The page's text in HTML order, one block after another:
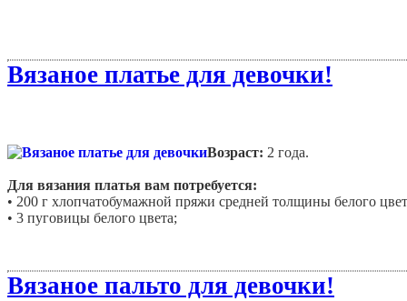
Вязаное платье для девочки!
Возраст: 2 года.
Для вязания платья вам потребуется:
• 200 г хлопчатобумажной пряжи средней толщины белого
• 3 пуговицы белого цвета;
Вязаное пальто для девочки!